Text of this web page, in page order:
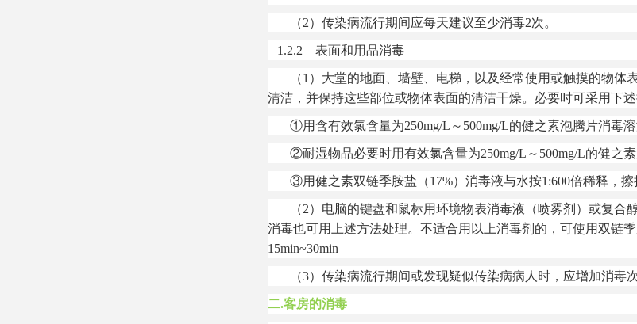
（2）传染病流行期间应每天建议至少消毒2次。
1.2.2 表面和用品消毒
（1）大堂的地面、墙壁、电梯，以及经常使用或触摸的物体
清洁，并保持这些部位或物体表面的清洁干燥。必要时可采用下述
①用含有效氯含量为250mg/L～500mg/L的健之素泡腾片消毒溶
②耐湿物品必要时用有效氯含量为250mg/L～500mg/L的健之素
③用健之素双链季胺盐（17%）消毒液与水按1:600倍稀释，擦
（2）电脑的键盘和鼠标用环境物表消毒液（喷雾剂）或复合
消毒也可用上述方法处理。不适合用以上消毒剂的，可使用双链
15min~30min
（3）传染病流行期间或发现疑似传染病病人时，应增加消毒次
二.客房的消毒